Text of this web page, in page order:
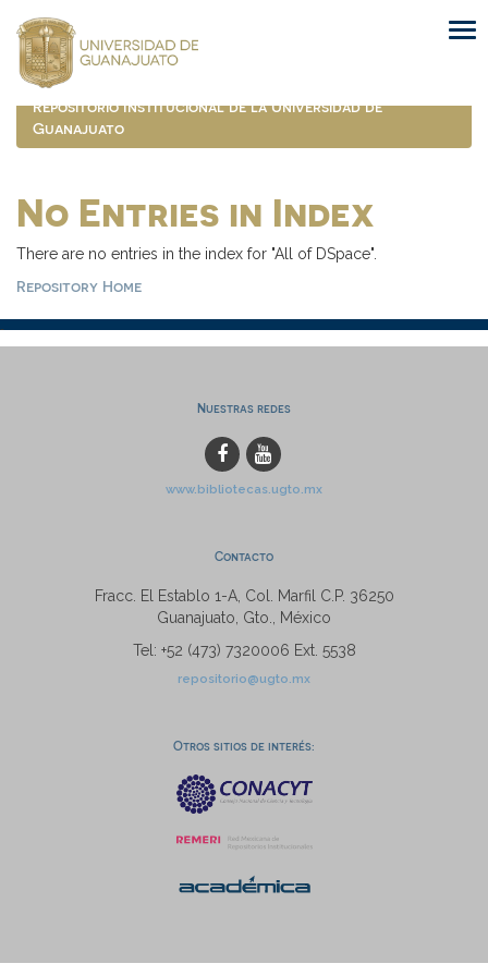
navigation
Repositorio Institucional de la Universidad de
Guanajuato
No Entries in Index
There are no entries in the index for "All of DSpace".
Repository Home
Nuestras redes
www.bibliotecas.ugto.mx
Contacto
Fracc. El Establo 1-A, Col. Marfil C.P. 36250
Guanajuato, Gto., México
Tel: +52 (473) 7320006 Ext. 5538
repositorio@ugto.mx
Otros sitios de interés: